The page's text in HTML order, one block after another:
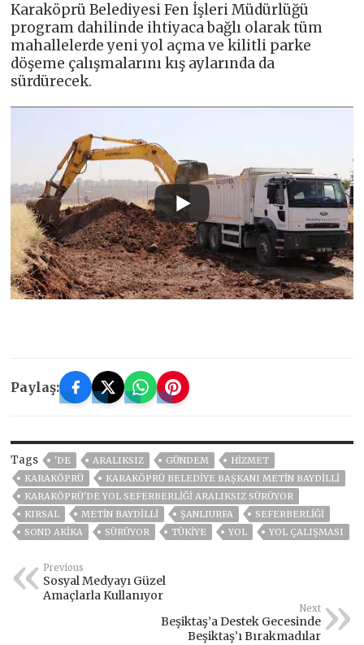
Karaköprü Belediyesi Fen İşleri Müdürlüğü
program dahilinde ihtiyaca bağlı olarak tüm
mahallelerde yeni yol açma ve kilitli parke
döşeme çalışmalarını kış aylarında da
sürdürecek.
Paylaş:
Tags 'DE ARALIKSIZ GÜNDEM
HİZMET
KARAKÖPRÜ
KARAKÖPRÜ BELEDIYE BAŞKANI METIN BAYDILLI
KARAKÖPRÜ'DE YOL SEFERBERLİĞİ ARALIKSIZ SÜRÜYOR
KIRSAL
METİN BAYDİLLİ ŞANLIURFA
SEFERBERLİĞİ
SOND AKİKA
SÜRÜYOR TÜKİYE YOL YOL ÇALIŞMASI
Previous
Sosyal Medyayı Güzel
Amaçlarla Kullanıyor
Next
Beşiktaş’a Destek Gecesinde
Beşiktaş’ı Bırakmadılar